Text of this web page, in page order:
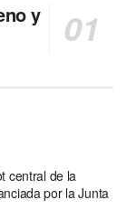
y
central de la
por la Junta